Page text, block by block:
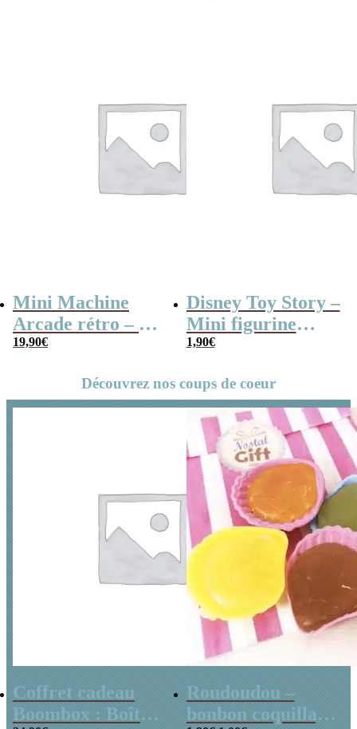
Mini Machine
Arcade rétro – 26
jeux et 99 niveaux
19,90€
Disney Toy Story –
Mini figurine
mystère série B
1,90€
Découvrez nos coups de coeur
Coffret cadeau
Boombox : Boîte
Roudoudou –
bonbon coquillage